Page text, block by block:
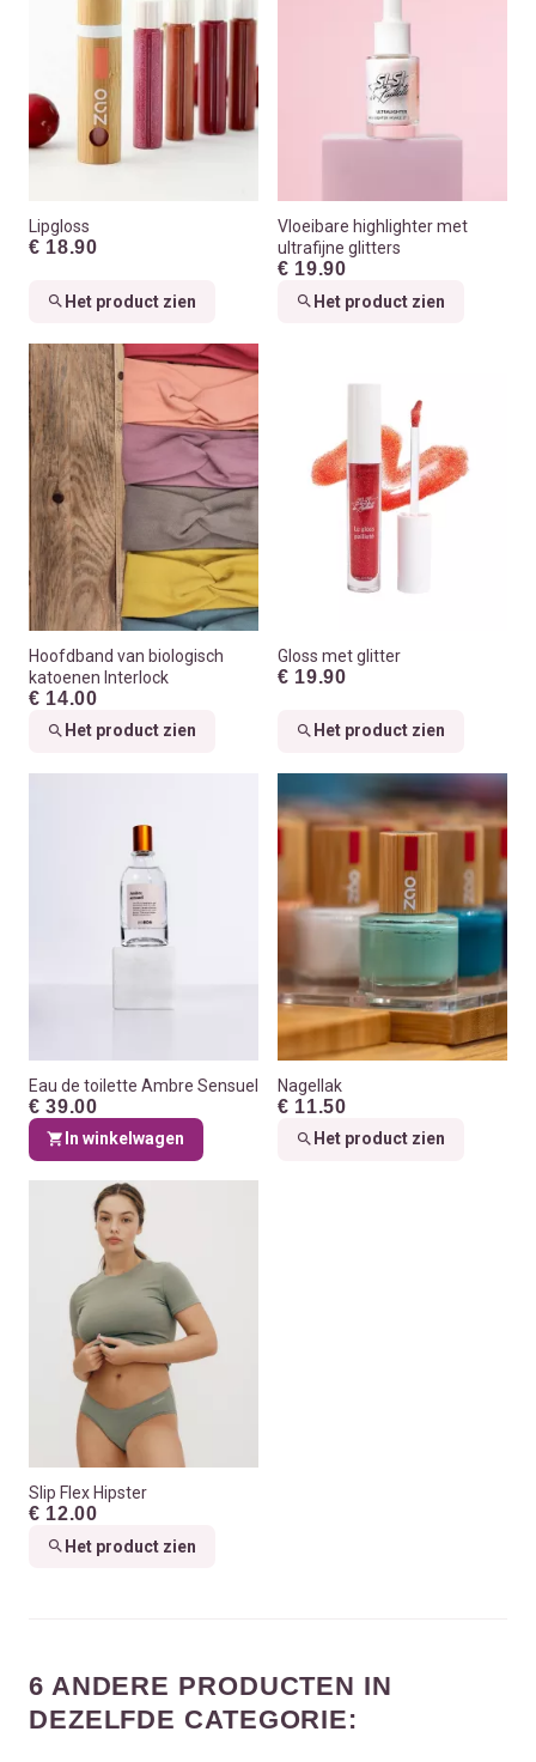
Lipgloss
€ 18.90
Het product zien
Vloeibare highlighter met
ultrafijne glitters
€ 19.90
Het product zien
Hoofdband van biologisch
katoenen Interlock
€ 14.00
Het product zien
Gloss met glitter
€ 19.90
Het product zien
Eau de toilette Ambre Sensuel
€ 39.00
In winkelwagen
Nagellak
€ 11.50
Het product zien
Slip Flex Hipster
€ 12.00
Het product zien
6 ANDERE PRODUCTEN IN
DEZELFDE CATEGORIE: